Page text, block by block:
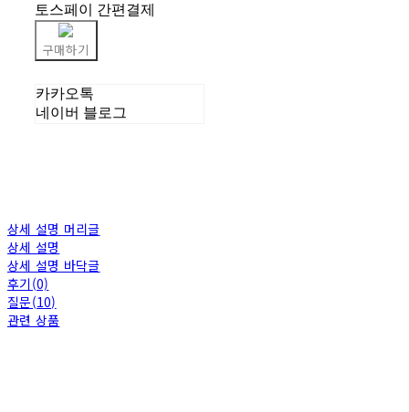
토스페이 간편결제
구매하기
카카오톡
네이버 블로그
상세 설명 머리글
상세 설명
상세 설명 바닥글
후기(0)
질문(10)
관련 상품